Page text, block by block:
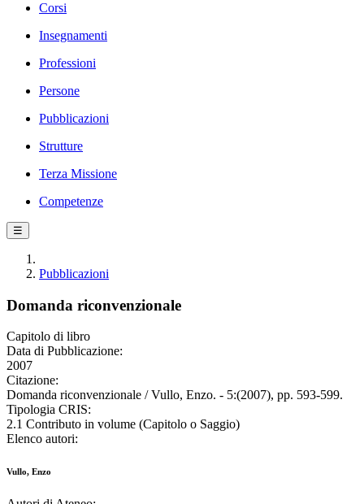
Corsi
Insegnamenti
Professioni
Persone
Pubblicazioni
Strutture
Terza Missione
Competenze
☰
Pubblicazioni
Domanda riconvenzionale
Capitolo di libro
Data di Pubblicazione:
2007
Citazione:
Domanda riconvenzionale / Vullo, Enzo. - 5:(2007), pp. 593-599.
Tipologia CRIS:
2.1 Contributo in volume (Capitolo o Saggio)
Elenco autori:
Vullo, Enzo